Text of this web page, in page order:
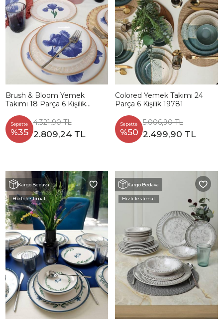
Brush & Bloom Yemek
Takımı 18 Parça 6 Kişilik
Sepette
%35
4.321,90 TL
2.809,24 TL
Colored Yemek Takımı 24
Parça 6 Kişilik 19781
Sepette
%50
5.006,90 TL
2.499,90 TL
Kargo Bedava
Hızlı Teslimat
Kargo Bedava
Hızlı Teslimat